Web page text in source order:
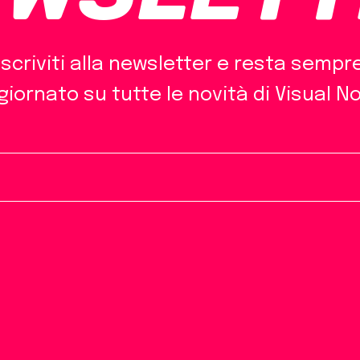
alla newsletter e resta
su tutte le novità di Visual